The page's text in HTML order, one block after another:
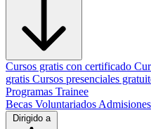
Cursos gratis con certificado
gratis Cursos presenciales
Programas Trainee
Becas Voluntariados Admisiones
Dirigido a